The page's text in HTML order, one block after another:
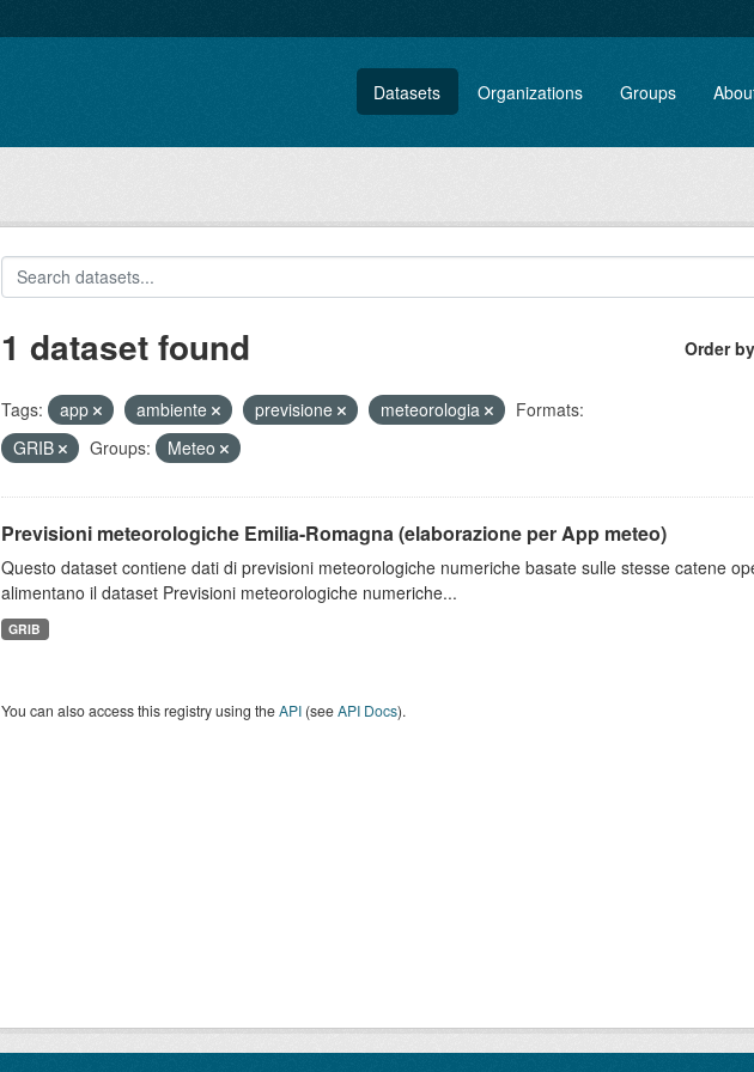
Datasets Organizations Groups
Order by
1 dataset found
Tags: app ambiente previsione meteorologia
Formats:
GRIB
Groups: Meteo
Previsioni meteorologiche Emilia-Romagna (elaborazione per App meteo)
Questo dataset contiene dati di previsioni meteorologiche numeriche basate sulle stesse catene
alimentano il dataset Previsioni meteorologiche numeriche...
GRIB
You can also access this registry using theAPI(seeAPI Docs).